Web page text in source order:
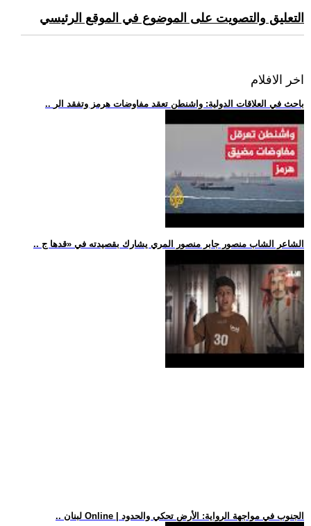
التعليق والتصويت على الموضوع في الموقع الرئيسي
اخر الافلام
.. باحث في العلاقات الدولية: واشنطن تعقد مفاوضات هرمز وتفقد الر
.. الشاعر الشاب منصور جابر منصور المري يشارك بقصيدته في «قدها ج
.. لبنان Online | الجنوب في مواجهة الرواية: الأرض تحكي والحدود